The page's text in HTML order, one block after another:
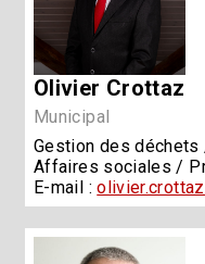
Olivier Crottaz
Municipal
Gestion des
Affaires sociales /
E-mail :